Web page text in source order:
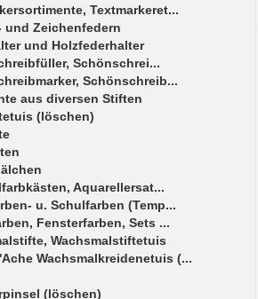
Textmarkeret...
und Zeichenfedern
und Holzfederhalter
Schönschrei...
Schönschreib...
aus diversen Stiften
(löschen)
Aquarellersat...
u. Schulfarben (Temp...
Fensterfarben, Sets ...
Wachsmalstiftetuis
Wachsmalkreidenetuis (...
(löschen)